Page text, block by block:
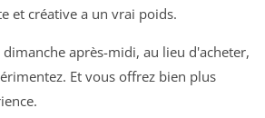
et créative a un vrai poids.
après-midi, au lieu d'acheter,
Et vous offrez bien plus